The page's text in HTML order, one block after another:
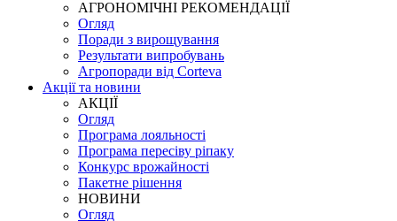
АГРОНОМІЧНІ РЕКОМЕНДАЦІЇ
Огляд
Поради з вирощування
Результати випробувань
Агропоради від Corteva
Акції та новини
АКЦІЇ
Огляд
Програма лояльності
Програма пересіву ріпаку
Конкурс врожайності
Пакетне рішення
НОВИНИ
Огляд